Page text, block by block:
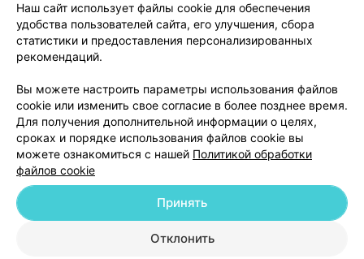
Вакансии
Партнеры
Написать руководителю 103.by
Обработка персональных данных
© 2026 ООО «Артокс Лаб», УНП 191700409
| 220012, Республика Беларусь,
г. Минск, улица Толбухина, 2, пом. 16 | help@103.by
Наш сайт использует файлы cookie для обеспечения
удобства пользователей сайта, его улучшения, сбора
статистики и предоставления персонализированных
рекомендаций.
Вы можете настроить параметры использования файлов
cookie или изменить свое согласие в более позднее время.
Для получения дополнительной информации о целях,
сроках и порядке использования файлов cookie вы
можете ознакомиться с нашей Политикой обработки
файлов cookie
Отклонить
Принять